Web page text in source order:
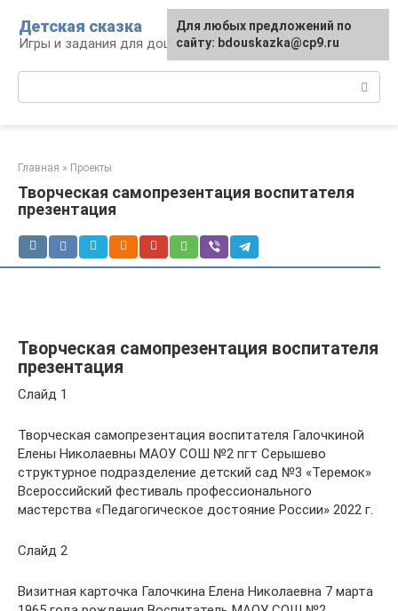
контенту
Детская сказка
Игры и задания для дошкольников
Главная » Проекты
Творческая самопрезентация воспитателя
презентация
Творческая самопрезентация воспитателя
презентация
Слайд 1
Творческая самопрезентация воспитателя Галочкиной
Елены Николаевны МАОУ СОШ №2 пгт Серышево
структурное подразделение детский сад №3 «Теремок»
Всероссийский фестиваль профессионального
мастерства «Педагогическое достояние России» 2022 г.
Слайд 2
Визитная карточка Галочкина Елена Николаевна 7 марта
Для любых предложений по
сайту: bdouskazka@cp9.ru